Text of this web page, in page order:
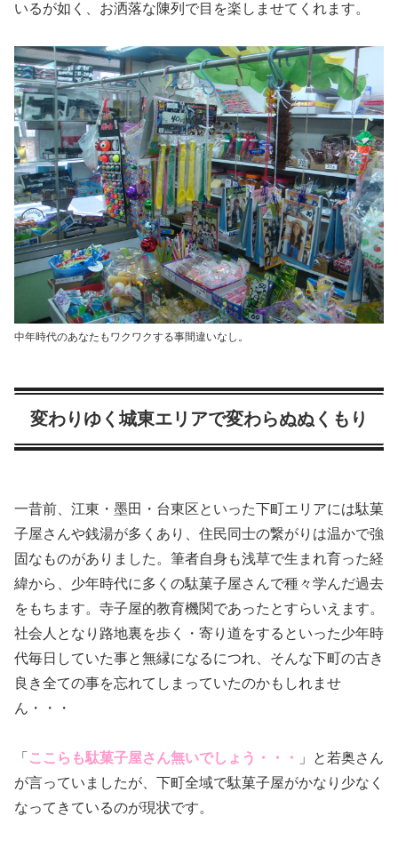
いるが如く、お洒落な陳列で目を楽しませてくれます。
中年時代のあなたもワクワクする事間違いなし。
変わりゆく城東エリアで変わらぬぬくもり
一昔前、江東・墨田・台東区といった下町エリアには駄菓
子屋さんや銭湯が多くあり、住民同士の繋がりは温かで強
固なものがありました。筆者自身も浅草で生まれ育った経
緯から、少年時代に多くの駄菓子屋さんで種々学んだ過去
をもちます。寺子屋的教育機関であったとすらいえます。
社会人となり路地裏を歩く・寄り道をするといった少年時
代毎日していた事と無縁になるにつれ、そんな下町の古き
良き全ての事を忘れてしまっていたのかもしれませ
ん・・・
「 ここらも駄菓子屋さん無いでしょう・・・
」と若奥さん
が言っていましたが、下町全域で駄菓子屋がかなり少なく
なってきているのが現状です。